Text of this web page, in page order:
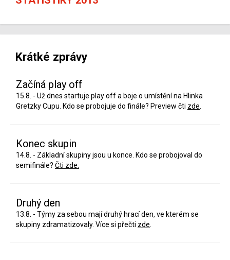
Krátké zprávy
Začíná play off
15.8. - Už dnes startuje play off a boje o umístění na Hlinka
Gretzky Cupu. Kdo se probojuje do finále? Preview čti zde
Konec skupin
14.8. - Základní skupiny jsou u konce. Kdo se probojoval do
semifinále? Čti zde.
Druhý den
13.8. - Týmy za sebou mají druhý hrací den, ve kterém se
skupiny zdramatizovaly. Více si přečti zde